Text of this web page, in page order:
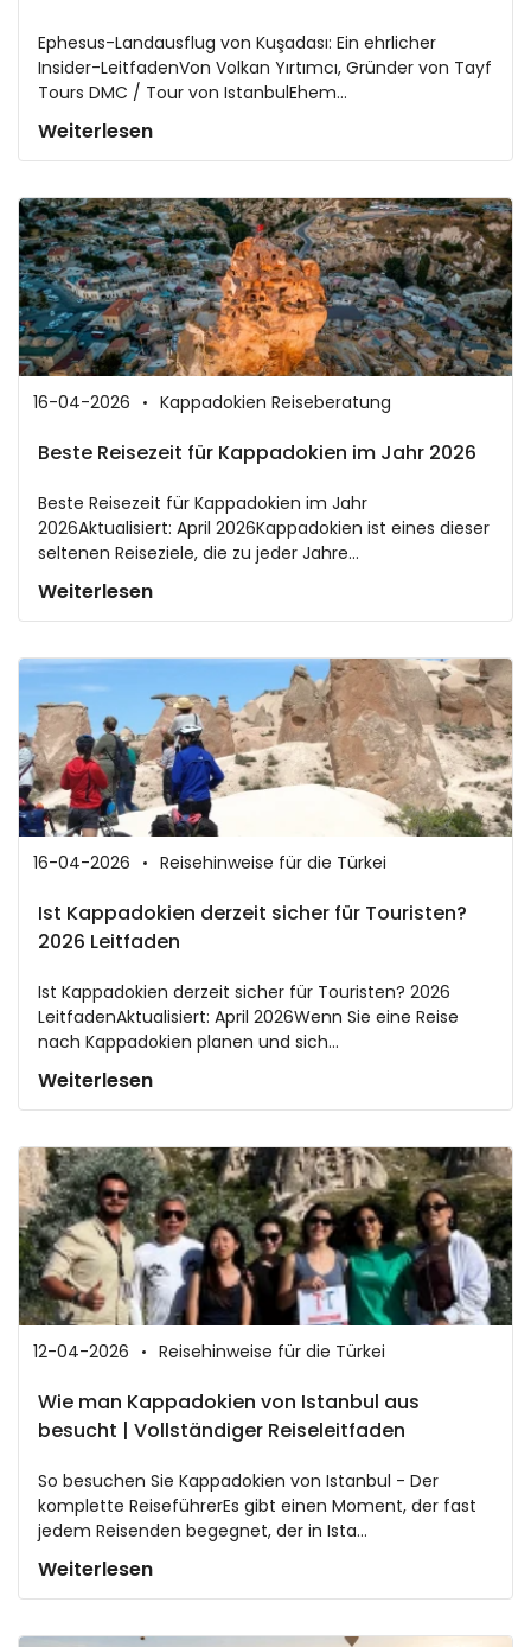
Ephesus-Landausflug von Kuşadası: Ein ehrlicher
Insider-LeitfadenVon Volkan Yırtımcı, Gründer von Tayf
Tours DMC / Tour von IstanbulEhem...
Weiterlesen
16-04-2026 Kappadokien Reiseberatung
Beste Reisezeit für Kappadokien im Jahr 2026
Beste Reisezeit für Kappadokien im Jahr
2026Aktualisiert: April 2026Kappadokien ist eines dieser
seltenen Reiseziele, die zu jeder Jahre...
Weiterlesen
16-04-2026 Reisehinweise für die Türkei
Ist Kappadokien derzeit sicher für Touristen?
2026 Leitfaden
Ist Kappadokien derzeit sicher für Touristen? 2026
LeitfadenAktualisiert: April 2026Wenn Sie eine Reise
nach Kappadokien planen und sich...
Weiterlesen
12-04-2026 Reisehinweise für die Türkei
Wie man Kappadokien von Istanbul aus
besucht | Vollständiger Reiseleitfaden
So besuchen Sie Kappadokien von Istanbul - Der
komplette ReiseführerEs gibt einen Moment, der fast
jedem Reisenden begegnet, der in Ista...
Weiterlesen